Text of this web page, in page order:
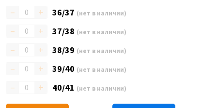
– + 36/37 (нет в наличии)
– + 37/38 (нет в наличии)
– + 38/39 (нет в наличии)
– + 39/40 (нет в наличии)
– + 40/41 (нет в наличии)